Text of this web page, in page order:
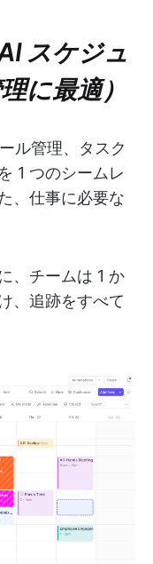
スケジュ
に最適）
ル管理、タスク
1 つのシームレ
、仕事に必要な
、チームは 1 か
、追跡をすべて